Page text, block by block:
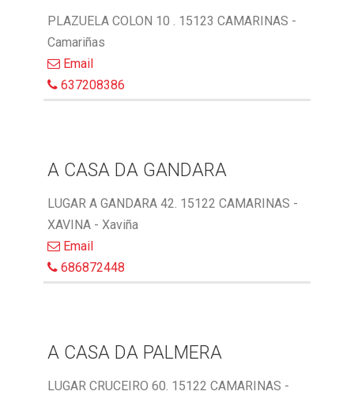
PLAZUELA COLON 10 . 15123 CAMARINAS -
Camariñas
Email
637208386
A CASA DA GANDARA
LUGAR A GANDARA 42. 15122 CAMARINAS -
XAVINA - Xaviña
Email
686872448
A CASA DA PALMERA
LUGAR CRUCEIRO 60. 15122 CAMARINAS -